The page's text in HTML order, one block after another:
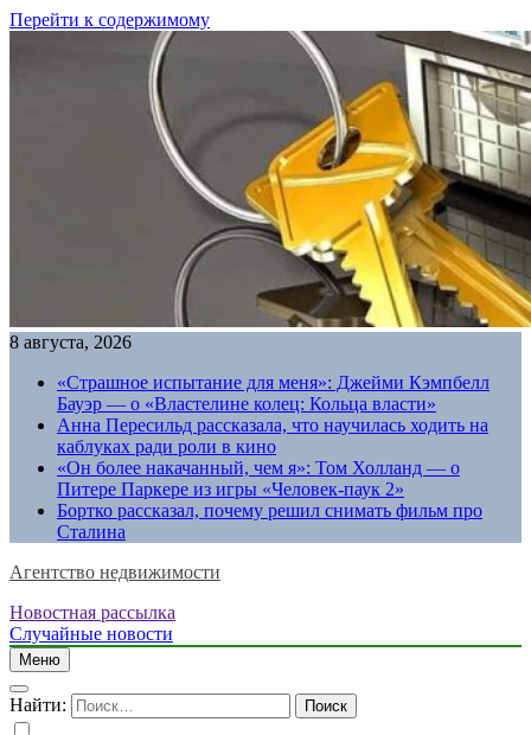
Перейти к содержимому
8 августа, 2026
«Страшное испытание для меня»: Джейми Кэмпбелл
Бауэр — о «Властелине колец: Кольца власти»
Анна Пересильд рассказала, что научилась ходить на
каблуках ради роли в кино
«Он более накачанный, чем я»: Том Холланд — о
Питере Паркере из игры «Человек-паук 2»
Бортко рассказал, почему решил снимать фильм про
Сталина
Агентство недвижимости
Новостная рассылка
Случайные новости
Меню
Найти: